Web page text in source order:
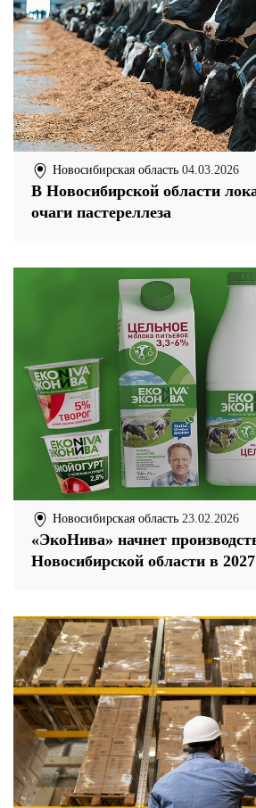
Новосибирская область 04.03.2026
В Новосибирской области
очаги пастереллеза
Новосибирская область 23.02.2026
«ЭкоНива» начнет
Новосибирской области в 2027